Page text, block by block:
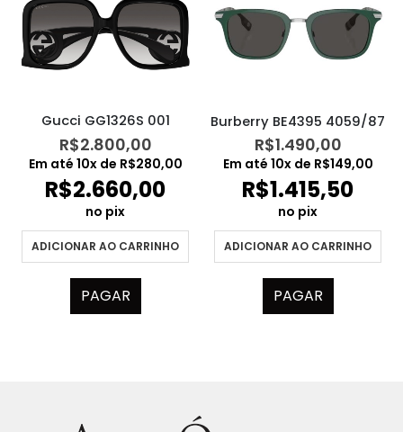
Gucci GG1326S 001
R$2.800,00
Em até 10x de R$280,00
R$2.660,00
no pix
ADICIONAR AO CARRINHO
PAGAR
Burberry BE4395 4059/87
R$1.490,00
Em até 10x de R$149,00
R$1.415,50
no pix
ADICIONAR AO CARRINHO
PAGAR